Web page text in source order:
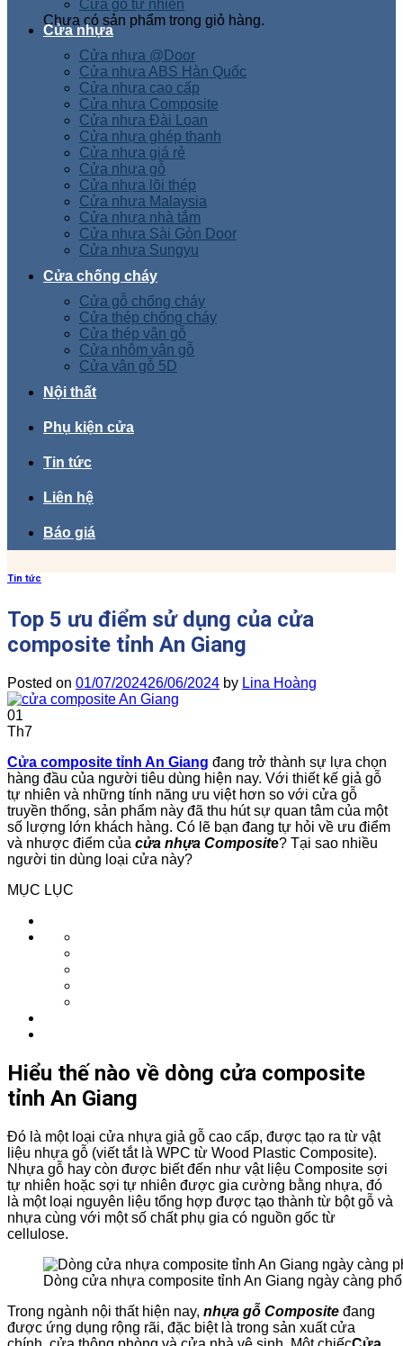
Chưa có sản phẩm trong giỏ hàng.
Cửa gỗ tự nhiên
Cửa nhựa
Cửa nhựa @Door
Cửa nhựa ABS Hàn Quốc
Cửa nhựa cao cấp
Cửa nhựa Composite
Cửa nhựa Đài Loan
Cửa nhựa ghép thanh
Cửa nhựa giá rẻ
Cửa nhựa gỗ
Cửa nhựa lõi thép
Cửa nhựa Malaysia
Cửa nhựa nhà tắm
Cửa nhựa Sài Gòn Door
Cửa nhựa Sungyu
Cửa chống cháy
Cửa gỗ chống cháy
Cửa thép chống cháy
Cửa thép vân gỗ
Cửa nhôm vân gỗ
Cửa vân gỗ 5D
Nội thất
Phụ kiện cửa
Tin tức
Liên hệ
Báo giá
Tin tức
Top 5 ưu điểm sử dụng của cửa
composite tỉnh An Giang
Posted on 01/07/202426/06/2024 by Lina Hoàng
01
Th7
Cửa composite tỉnh An Giang đang trở thành sự lựa chọn
hàng đầu của người tiêu dùng hiện nay. Với thiết kế giả gỗ
tự nhiên và những tính năng ưu việt hơn so với cửa gỗ
truyền thống, sản phẩm này đã thu hút sự quan tâm của một
số lượng lớn khách hàng. Có lẽ bạn đang tự hỏi về ưu điểm
và nhược điểm của cửa nhựa Composite? Tại sao nhiều
người tin dùng loại cửa này?
MỤC LỤC
Hiểu thế nào về dòng cửa composite
tỉnh An Giang
Đó là một loại cửa nhựa giả gỗ cao cấp, được tạo ra từ vật
liệu nhựa gỗ (viết tắt là WPC từ Wood Plastic Composite).
Nhựa gỗ hay còn được biết đến như vật liệu Composite sợi
tự nhiên hoặc sợi tự nhiên được gia cường bằng nhựa, đó
là một loại nguyên liệu tổng hợp được tạo thành từ bột gỗ và
nhựa cùng với một số chất phụ gia có nguồn gốc từ
cellulose.
Dòng cửa nhựa composite tỉnh An Giang ngày càng
Trong ngành nội thất hiện nay, nhựa gỗ Composite đang
được ứng dụng rộng rãi, đặc biệt là trong sản xuất cửa